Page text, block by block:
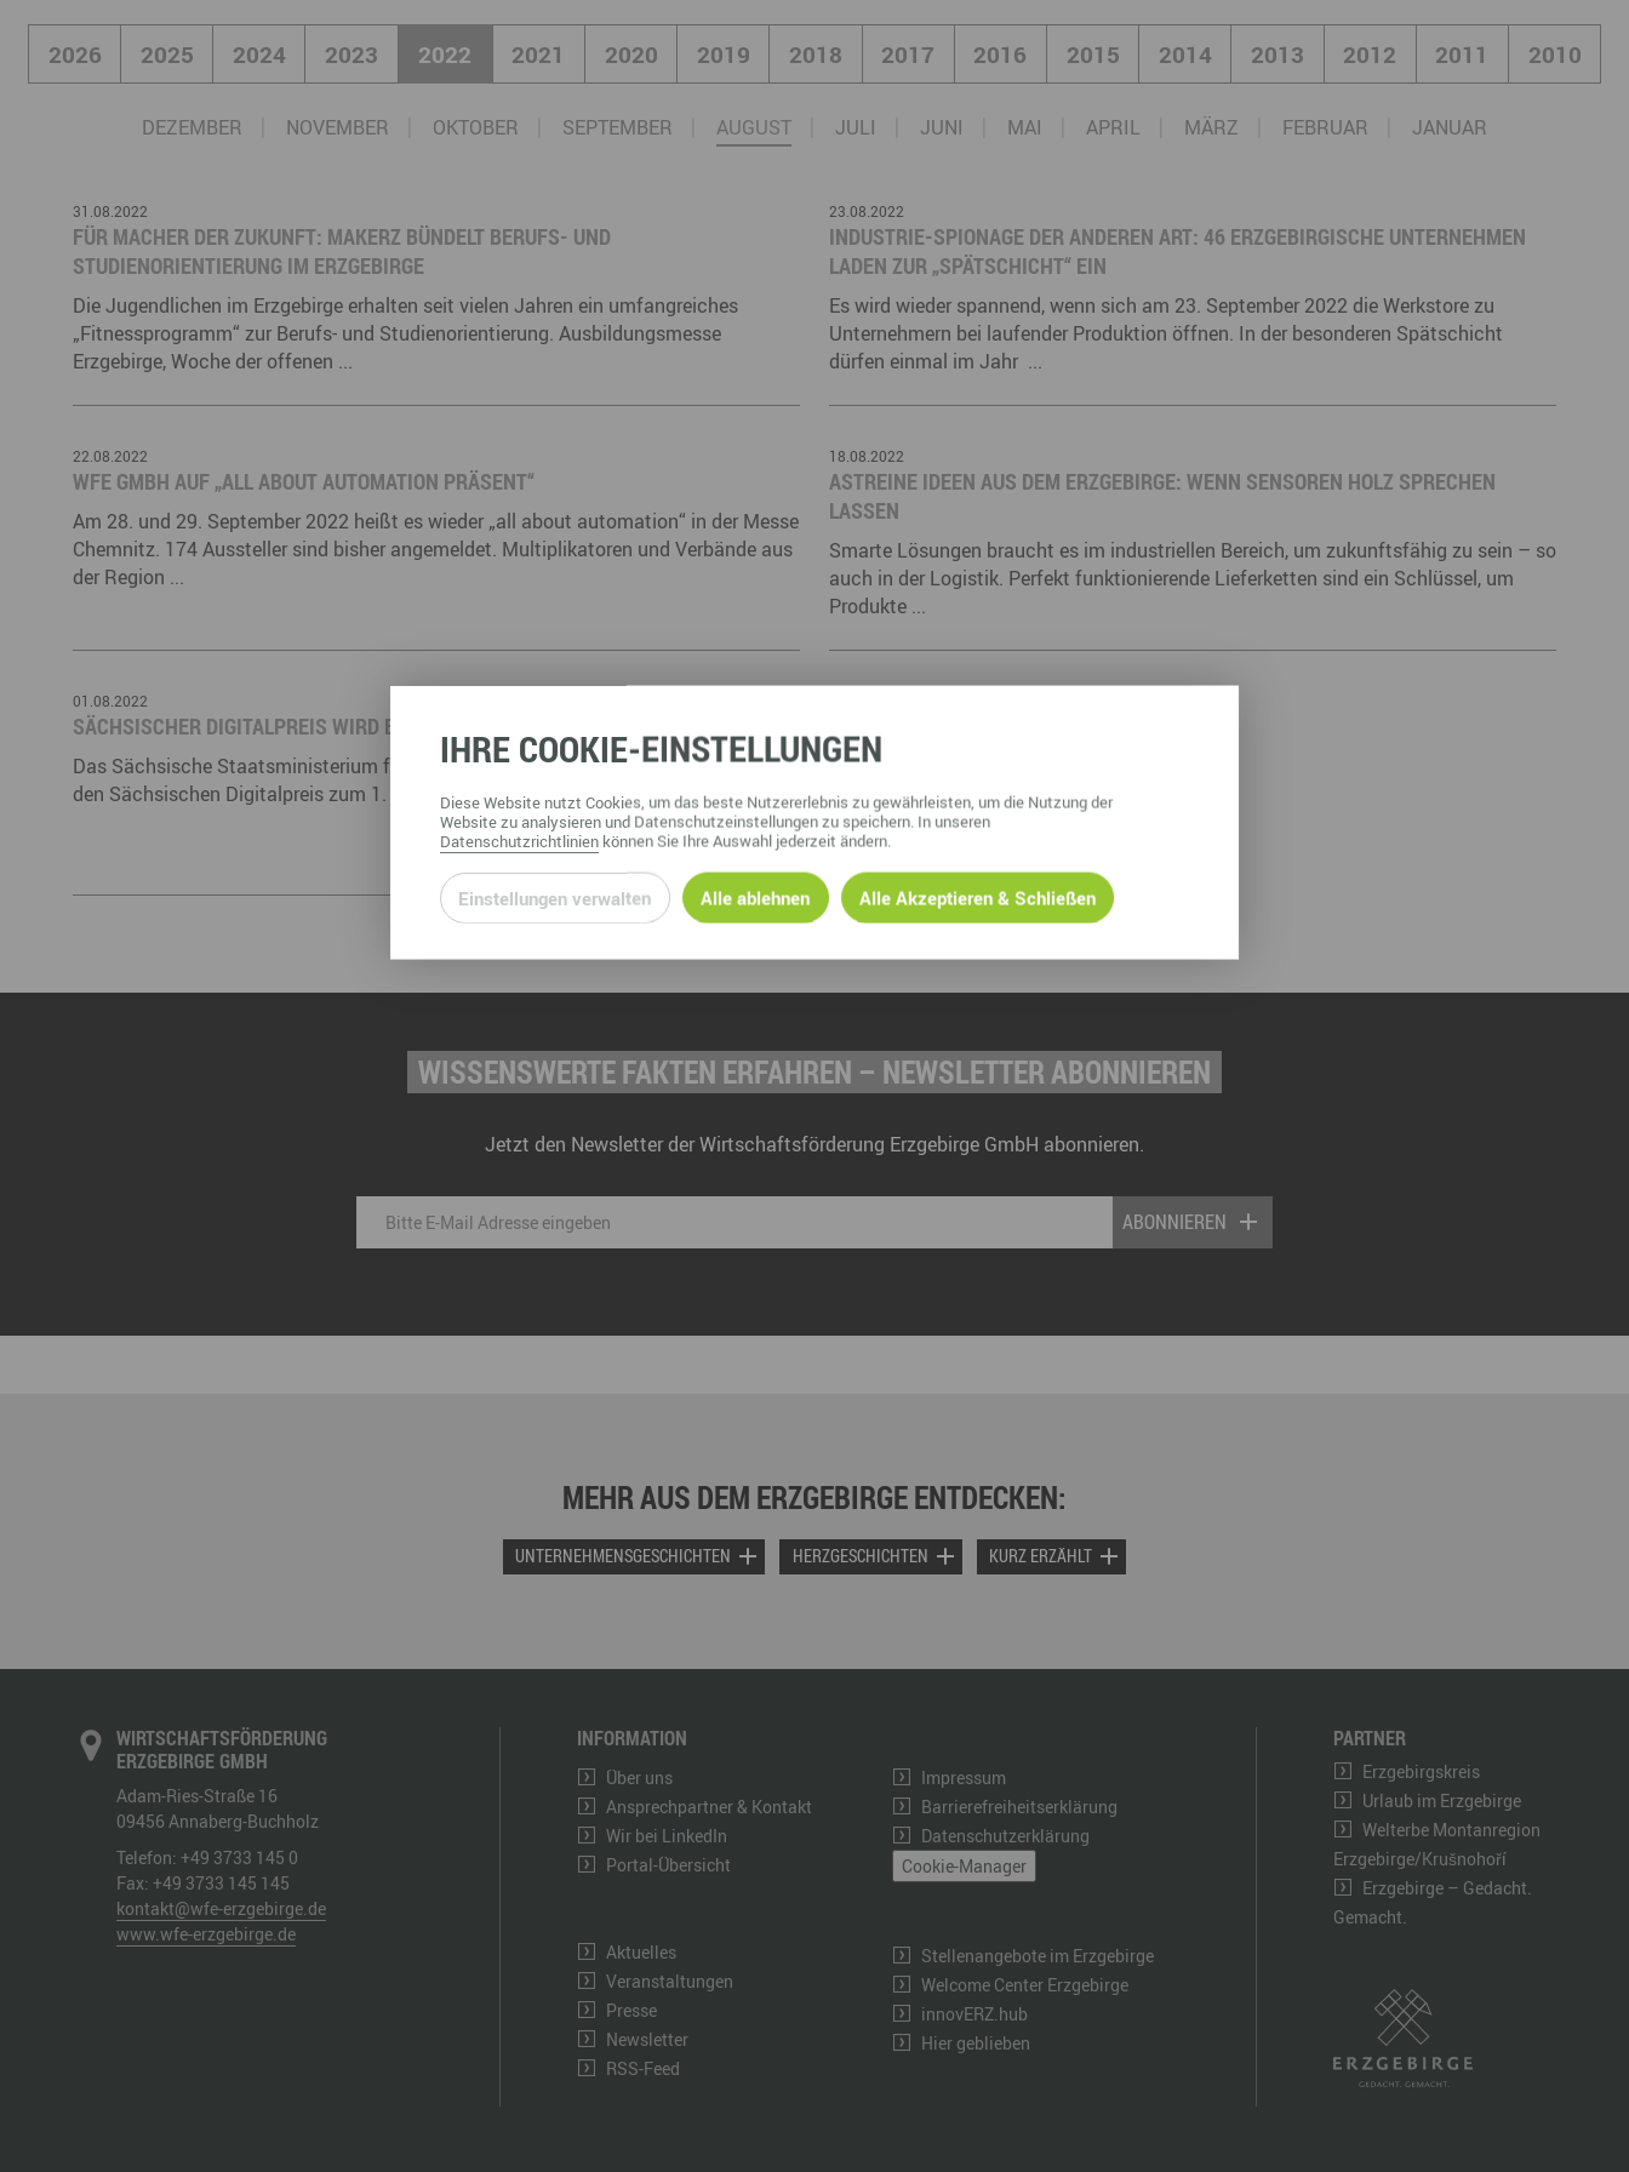
Büro- & Gewerberäume mieten
Veranstaltungsmanagement
Marke ERZGEBIRGE
Wanderwege Radrouten
Wegewarte
Gewerberäume mieten
Veranstaltungsmanagement
Wanderwege Radrouten
Wegewarte
2026 2025 2024 2023 2022 2021 2020 2019 2018 2017 2016 2015 2014 2013 2012 2011 2010
DEZEMBER NOVEMBER OKTOBER SEPTEMBER AUGUST JULI JUNI MAI APRIL MÄRZ FEBRUAR JANUAR
31.08.2022
FÜR MACHER DER ZUKUNFT: MAKERZ BÜNDELT BERUFS- UND
STUDIENORIENTIERUNG IM ERZGEBIRGE
Die Jugendlichen im Erzgebirge erhalten seit vielen Jahren ein umfangreiches
„Fitnessprogramm“ zur Berufs- und Studienorientierung. Ausbildungsmesse
Erzgebirge, Woche der offenen ...
23.08.2022
INDUSTRIE-SPIONAGE DER ANDEREN ART: 46 ERZGEBIRGISCHE UNTERNEHMEN
LADEN ZUR „SPÄTSCHICHT“ EIN
Es wird wieder spannend, wenn sich am 23. September 2022 die Werkstore zu
Unternehmern bei laufender Produktion öffnen. In der besonderen Spätschicht
dürfen einmal im Jahr ...
22.08.2022
WFE GMBH AUF „ALL ABOUT AUTOMATION PRÄSENT“
Am 28. und 29. September 2022 heißt es wieder „all about automation“ in der Messe
Chemnitz. 174 Aussteller sind bisher angemeldet. Multiplikatoren und Verbände aus
der Region ...
18.08.2022
ASTREINE IDEEN AUS DEM ERZGEBIRGE: WENN SENSOREN HOLZ SPRECHEN
LASSEN
Smarte Lösungen braucht es im industriellen Bereich, um zukunftsfähig zu sein – so
auch in der Logistik. Perfekt funktionierende Lieferketten sind ein Schlüssel, um
Produkte ...
01.08.2022
SÄCHSISCHER DIGITALPREIS WIRD ERSTMALIG VERLIEHEN
Das Sächsische Staatsministerium für Wirtschaft, Arbeit und Verkehr verleiht 2022
den Sächsischen Digitalpreis zum 1. Mal.
WISSENSWERTE FAKTEN ERFAHREN – NEWSLETTER ABONNIEREN
Jetzt den Newsletter der Wirtschaftsförderung Erzgebirge GmbH abonnieren.
ABONNIEREN
MEHR AUS DEM ERZGEBIRGE ENTDECKEN:
UNTERNEHMENSGESCHICHTEN HERZGESCHICHTEN KURZ ERZÄHLT
WIRTSCHAFTSFÖRDERUNG
ERZGEBIRGE GMBH
Adam-Ries-Straße 16
09456 Annaberg-Buchholz
Telefon: +49 3733 145 0
Fax: +49 3733 145 145
kontakt@wfe-erzgebirge.de
www.wfe-erzgebirge.de
INFORMATION
Über uns
Ansprechpartner & Kontakt
Wir bei LinkedIn
Portal-Übersicht
Aktuelles
Veranstaltungen
Presse
Newsletter
RSS-Feed
Impressum
Barrierefreiheitserklärung
Datenschutzerklärung
Cookie-Manager
Stellenangebote im Erzgebirge
Welcome Center Erzgebirge
innovERZ.hub
Hier geblieben
PARTNER
Erzgebirgskreis
Urlaub im Erzgebirge
Welterbe Montanregion
Erzgebirge/Krušnohoří
Erzgebirge – Gedacht.
Gemacht.
IHRECOOKIE-EINSTELLUNGEN
DieseWebsite nutzt Cookies, um das beste Nutzererlebnis zu gewährleisten, um die Nutzung der
Websitezu analysieren und Datenschutzeinstellungen zu speichern. In unseren
Datenschutzrichtlinien können Sie Ihre Auswahl jederzeit ändern.
Einstellungen verwalten Alle ablehnen Alle Akzeptieren & Schließen